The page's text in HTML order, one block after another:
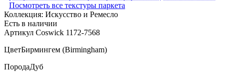
Посмотреть все текстуры паркета
Коллекция: Искусство и Ремесло
Есть в наличии
Артикул Coswick 1172-7568
ЦветБирмингем (Birmingham)
ПородаДуб